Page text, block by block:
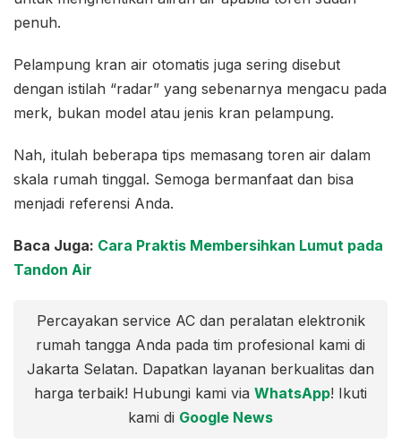
penuh.
Pelampung kran air otomatis juga sering disebut
dengan istilah “radar” yang sebenarnya mengacu pada
merk, bukan model atau jenis kran pelampung.
Nah, itulah beberapa tips memasang toren air dalam
skala rumah tinggal. Semoga bermanfaat dan bisa
menjadi referensi Anda.
Baca Juga: Cara Praktis Membersihkan Lumut pada
Tandon Air
Percayakan service AC dan peralatan elektronik
rumah tangga Anda pada tim profesional kami di
Jakarta Selatan. Dapatkan layanan berkualitas dan
harga terbaik! Hubungi kami via WhatsApp! Ikuti
kami di Google News